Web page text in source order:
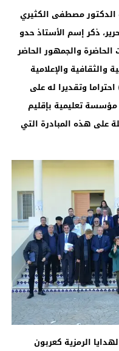
الدكتور مصطفى الكثيري
ذكر إسم الأستاذ حدو
والجمهور الحاضر
والثقافية والإعلامية
احتراما وتقديرا له على
تعليمية بإقليم
على هذه المبادرة التي
الرمزية كعربون